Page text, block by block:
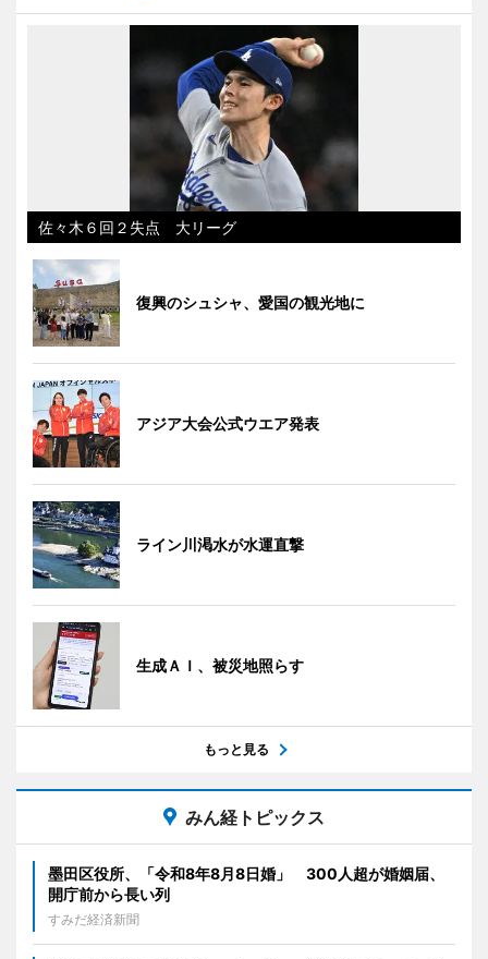
佐々木６回２失点 大リーグ
復興のシュシャ、愛国の観光地に
アジア大会公式ウエア発表
ライン川渇水が水運直撃
生成ＡＩ、被災地照らす
もっと見る
みん経トピックス
墨田区役所、「令和8年8月8日婚」 300人超が婚姻届、
開庁前から長い列
すみだ経済新聞